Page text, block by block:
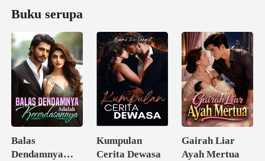
Buku serupa
Balas
Dendamnya
Kumpulan
Cerita Dewasa
Gairah Liar
Ayah Mertua